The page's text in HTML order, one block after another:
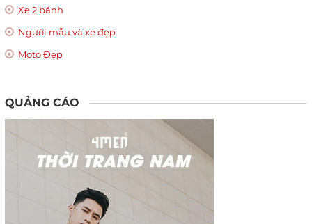
Xe 2 bánh
Người mẫu và xe đẹp
Moto Đẹp
QUẢNG CÁO